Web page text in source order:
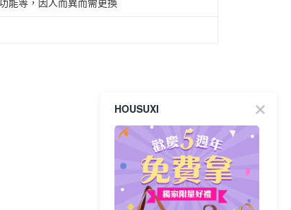
能等，因人而異而需更換
HOUSUXI